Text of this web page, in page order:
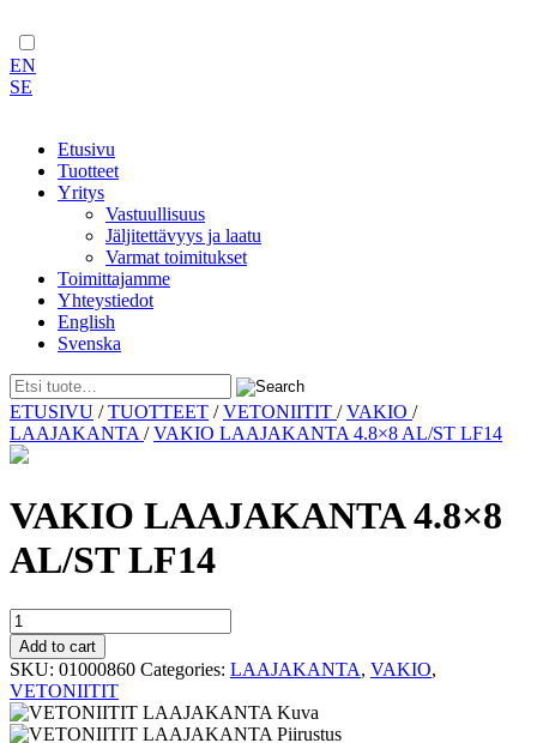
EN
SE
Etusivu
Tuotteet
Yritys
Vastuullisuus
Jäljitettävyys ja laatu
Varmat toimitukset
Toimittajamme
Yhteystiedot
English
Svenska
Skip
to
content
ETUSIVU /TUOTTEET /VETONIITIT /VAKIO /
LAAJAKANTA /VAKIO LAAJAKANTA 4.8×8 AL/ST LF14
VAKIO LAAJAKANTA 4.8×8
AL/ST LF14
VAKIO
LAAJAKANTA
4.8x8
AL/ST
LF14
quantity
Add to cart
SKU: 01000860 Categories: LAAJAKANTA, VAKIO,
VETONIITIT